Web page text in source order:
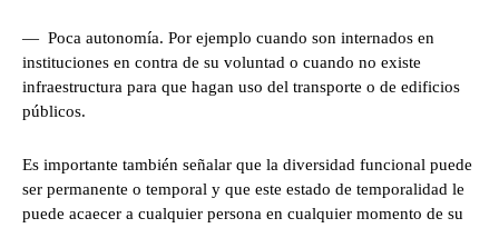
— Poca autonomía. Por ejemplo cuando son internados en
instituciones en contra de su voluntad o cuando no existe
infraestructura para que hagan uso del transporte o de edificios
públicos.
Es importante también señalar que la diversidad funcional puede
ser permanente o temporal y que este estado de temporalidad le
puede acaecer a cualquier persona en cualquier momento de su